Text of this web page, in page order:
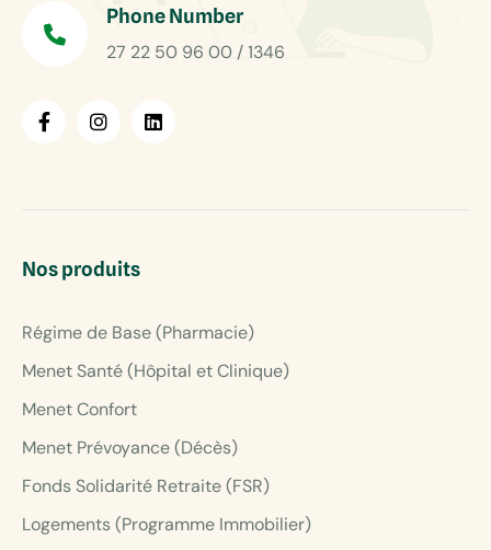
Phone Number
27 22 50 96 00 / 1346
Nos produits
Régime de Base (Pharmacie)
Menet Santé (Hôpital et Clinique)
Menet Confort
Menet Prévoyance (Décès)
Fonds Solidarité Retraite (FSR)
Logements (Programme Immobilier)